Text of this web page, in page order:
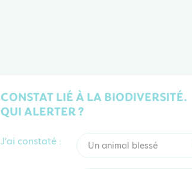
CONSTAT LIÉ À LA BIODIVERSITÉ.
QUI ALERTER ?
J'ai constaté : Un animal blessé